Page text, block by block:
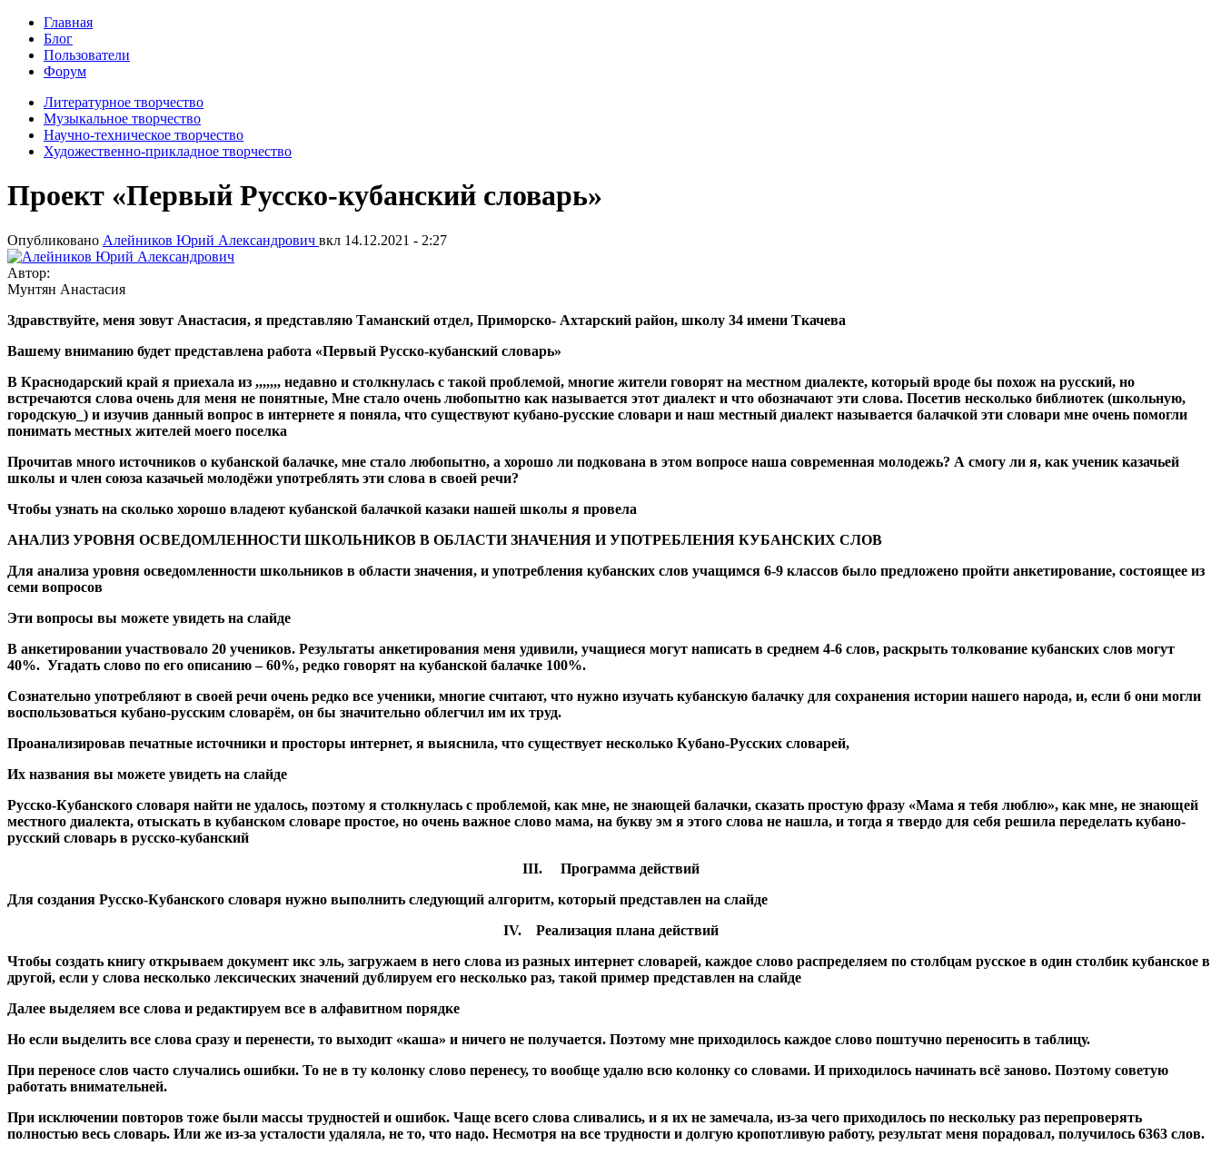
Главная
Блог
Пользователи
Форум
Литературное творчество
Музыкальное творчество
Научно-техническое творчество
Художественно-прикладное творчество
Проект «Первый Русско-кубанский словарь»
Опубликовано Алейников Юрий Александрович вкл 14.12.2021 - 2:27
Автор:
Мунтян Анастасия
Здравствуйте, меня зовут Анастасия, я представляю Таманский отдел, Приморско- Ахтарский район, школу 34 имени Ткачева
Вашему вниманию будет представлена работа «Первый Русско-кубанский словарь»
В Краснодарский край я приехала из ,,,,,,, недавно и столкнулась с такой проблемой, многие жители говорят на местном диалекте, который вроде бы похож на русский, но
встречаются слова очень для меня не понятные, Мне стало очень любопытно как называется этот диалект и что обозначают эти слова. Посетив несколько библиотек (школьную,
городскую_) и изучив данный вопрос в интернете я поняла, что существуют кубано-русские словари и наш местный диалект называется балачкой эти словари мне очень помогли
понимать местных жителей моего поселка
Прочитав много источников о кубанской балачке, мне стало любопытно, а хорошо ли подкована в этом вопросе наша современная молодежь? А смогу ли я, как ученик казачьей
школы и член союза казачьей молодёжи употреблять эти слова в своей речи?
Чтобы узнать на сколько хорошо владеют кубанской балачкой казаки нашей школы я провела
АНАЛИЗ УРОВНЯ ОСВЕДОМЛЕННОСТИ ШКОЛЬНИКОВ В ОБЛАСТИ ЗНАЧЕНИЯ И УПОТРЕБЛЕНИЯ КУБАНСКИХ СЛОВ
Для анализа уровня осведомленности школьников в области значения, и употребления кубанских слов учащимся 6-9 классов было предложено пройти анкетирование, состоящее из
семи вопросов
Эти вопросы вы можете увидеть на слайде
В анкетировании участвовало 20 учеников. Результаты анкетирования меня удивили, учащиеся могут написать в среднем 4-6 слов, раскрыть толкование кубанских слов могут
40%. Угадать слово по его описанию – 60%, редко говорят на кубанской балачке 100%.
Сознательно употребляют в своей речи очень редко все ученики, многие считают, что нужно изучать кубанскую балачку для сохранения истории нашего народа, и, если б они могли
воспользоваться кубано-русским словарём, он бы значительно облегчил им их труд.
Проанализировав печатные источники и просторы интернет, я выяснила, что существует несколько Кубано-Русских словарей,
Их названия вы можете увидеть на слайде
Русско-Кубанского словаря найти не удалось, поэтому я столкнулась с проблемой, как мне, не знающей балачки, сказать простую фразу «Мама я тебя люблю», как мне, не знающей
местного диалекта, отыскать в кубанском словаре простое, но очень важное слово мама, на букву эм я этого слова не нашла, и тогда я твердо для себя решила переделать кубано-
русский словарь в русско-кубанский
III. Программа действий
Для создания Русско-Кубанского словаря нужно выполнить следующий алгоритм, который представлен на слайде
IV. Реализация плана действий
Чтобы создать книгу открываем документ икс эль, загружаем в него слова из разных интернет словарей, каждое слово распределяем по столбцам русское в один столбик кубанское в
другой, если у слова несколько лексических значений дублируем его несколько раз, такой пример представлен на слайде
Далее выделяем все слова и редактируем все в алфавитном порядке
Но если выделить все слова сразу и перенести, то выходит «каша» и ничего не получается. Поэтому мне приходилось каждое слово поштучно переносить в таблицу.
При переносе слов часто случались ошибки. То не в ту колонку слово перенесу, то вообще удалю всю колонку со словами. И приходилось начинать всё заново. Поэтому советую
работать внимательней.
При исключении повторов тоже были массы трудностей и ошибок. Чаще всего слова сливались, и я их не замечала, из-за чего приходилось по нескольку раз перепроверять
полностью весь словарь. Или же из-за усталости удаляла, не то, что надо. Несмотря на все трудности и долгую кропотливую работу, результат меня порадовал, получилось 6363 слов.